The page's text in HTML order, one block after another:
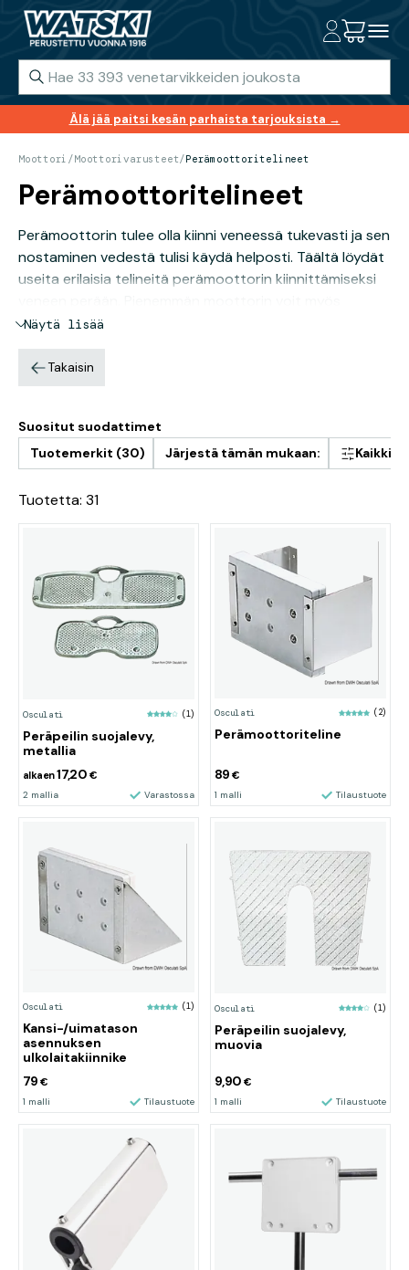
Älä jää paitsi kesän parhaista tarjouksista →
Moottori /Moottorivarusteet/Perämoottoritelineet
Perämoottoritelineet
Perämoottorin tulee olla kiinni veneessä tukevasti ja sen
nostaminen vedestä tulisi käydä helposti. Täältä löydät
useita erilaisia telineitä perämoottorin kiinnittämiseksi
helposti nostaa mukaan auton perään venereissun
päätyttyä.
Näytä lisää
Takaisin
Suositut suodattimet
Tuotemerkit (30)
Järjestä tämän mukaan: Kaikki
Tuotetta: 31
Osculati (1)
Peräpeilin suojalevy,
metallia
alkaen17,20 €
2 mallia Varastossa
Osculati (2)
Perämoottoriteline
89€
1 malli Tilaustuote
Osculati (1)
Kansi-/uimatason
asennuksen
ulkolaitakiinnike
79€
1 malli Tilaustuote
Osculati (1)
Peräpeilin suojalevy,
muovia
9,90€
1 malli Tilaustuote